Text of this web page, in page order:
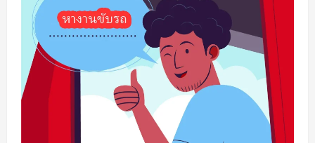
ตำแหน่ง
งาน
ว่าง
ที่